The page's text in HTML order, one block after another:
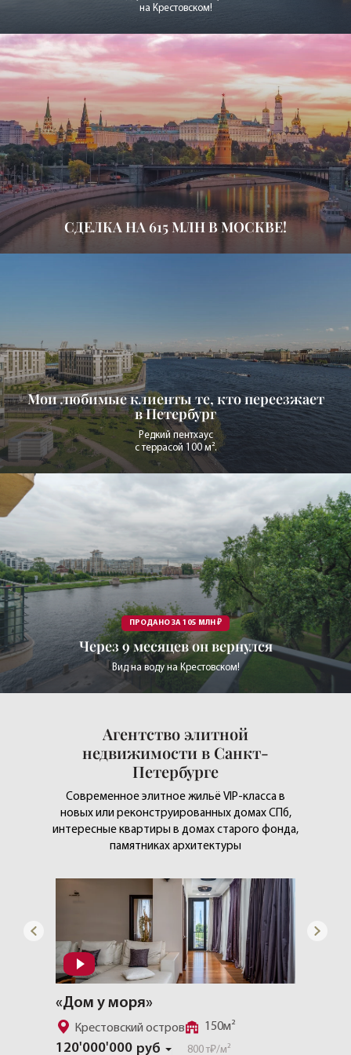
на Крестовском!
СДЕЛКА НА 615 МЛНВ МОСКВЕ!
Мои любимые клиенты те,кто переезжает
в Петербург
Редкий пентхаус
с террасой 100 м².
ПРОДАНО ЗА 105 МЛН ₽
Через 9 месяцев он вернулся
Вид на воду на Крестовском!
Агентство элитной
недвижимости в Санкт-
Петербурге
Современное элитное жильё VIP-класса в
новых или реконструированных домах СПб,
интересные квартиры в домах старого фонда,
памятниках архитектуры
«CHEVAL COURT»
Скачать полную презентацию
357.4м²
Золотой треугольник